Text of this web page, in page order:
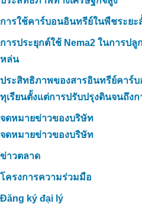
การใช้คาร์บอนอินทรีย์ในพืชระยะ
การประยุกต์ใช้ Nema2 ในการป
หล่น
ประสิทธิภาพของสารอินทรีย์คาร์บ
ทุเรียนตั้งแต่การปรับปรุงดินจนถึง
จดหมายข่าวของบริษัท
จดหมายข่าวของบริษัท
ข่าวตลาด
โครงการความร่วมมือ
Đăng ký đại lý